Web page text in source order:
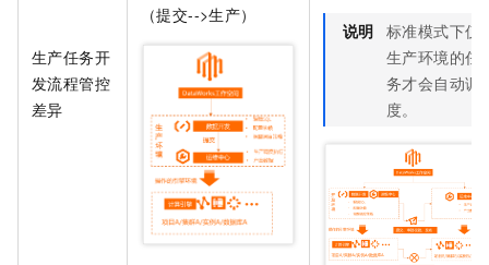
生产任务开
发流程管控
差异
（提交-->生产）
说明 标准模式下仅
生产环境的任
务才会自动调
度。